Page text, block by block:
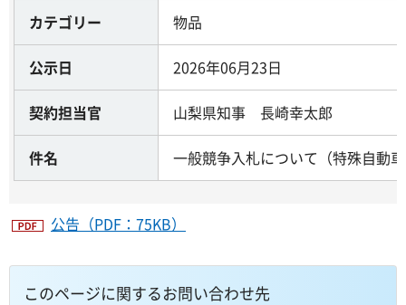
カテゴリー 物品
公示日 2026年06月23日
契約担当官 山梨県知事 長崎幸太郎
件名 一般競争入札について（特殊自動
公告（PDF：75KB）
このページに関するお問い合わせ先